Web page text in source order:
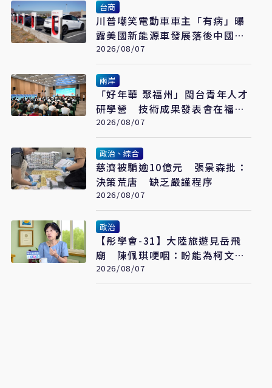
台商
川普嘲笑電動車車主「有病」曝
露美國新能源車發展落後中國的
關鍵
2026/08/07
兩岸
「好年華 聚福州」閩台青年人才
研學營 技術成果發表會在福州
舉辦
2026/08/07
政治、綜合
慈濟被騙逾10億元 張景森批：
決策荒唐 缺乏嚴謹程序
2026/08/07
政治
【彤學會-31】大陸旅遊見岳飛
廟 陳佩琪哽咽：盼能為柯文哲
京華城案平反
2026/08/07